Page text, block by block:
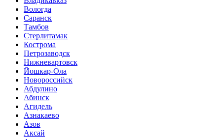
Вологда
Саранск
Тамбов
Стерлитамак
Кострома
Петрозаводск
Нижневартовск
Йошкар-Ола
Новороссийск
Абдулино
Абинск
Агидель
Азнакаево
Азов
Аксай